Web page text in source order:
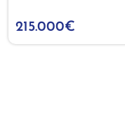
215.000€